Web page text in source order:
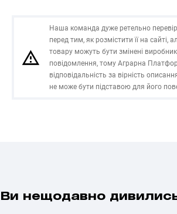
Наша команда дуже ретельно
перед тим, як розмістити її на сайті,
товару можуть бути змінені
повідомлення, тому Аграрна
відповідальність за вірність
не може бути підставою для його
Ви нещодавно